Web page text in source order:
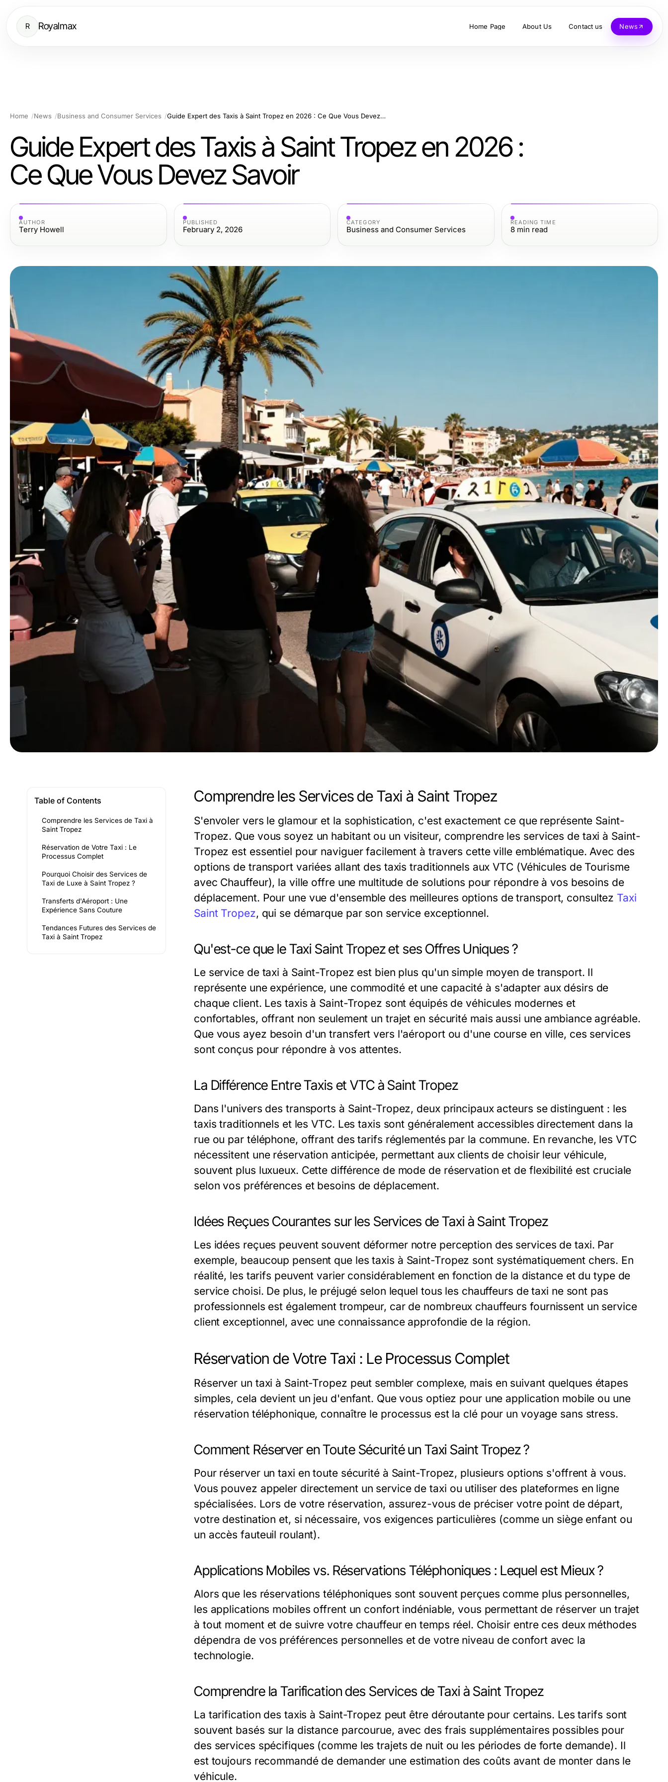
R Royalmax Home Page About Us Contact us News
Home News Business and Consumer Services Guide Expert des Taxis à Saint Tropez en 2026 : Ce Que Vous Devez Savoir
Guide Expert des Taxis à Saint Tropez en 2026 :
Ce Que Vous Devez Savoir
AUTHOR
Terry Howell
PUBLISHED
February 2, 2026
CATEGORY
Business and Consumer Services
READING TIME
8 min read
Table of Contents
Comprendre les Services de Taxi à
Saint Tropez
Réservation de Votre Taxi : Le
Processus Complet
Pourquoi Choisir des Services de
Taxi de Luxe à Saint Tropez ?
Transferts d'Aéroport : Une
Expérience Sans Couture
Tendances Futures des Services de
Taxi à Saint Tropez
Comprendre les Services de Taxi à Saint Tropez
S'envoler vers le glamour et la sophistication, c'est exactement ce que représente Saint-
Tropez. Que vous soyez un habitant ou un visiteur, comprendre les services de taxi à Saint-
Tropez est essentiel pour naviguer facilement à travers cette ville emblématique. Avec des
options de transport variées allant des taxis traditionnels aux VTC (Véhicules de Tourisme
avec Chauffeur), la ville offre une multitude de solutions pour répondre à vos besoins de
déplacement. Pour une vue d'ensemble des meilleures options de transport, consultez Taxi
Saint Tropez, qui se démarque par son service exceptionnel.
Qu'est-ce que le Taxi Saint Tropez et ses Offres Uniques ?
Le service de taxi à Saint-Tropez est bien plus qu'un simple moyen de transport. Il
représente une expérience, une commodité et une capacité à s'adapter aux désirs de
chaque client. Les taxis à Saint-Tropez sont équipés de véhicules modernes et
confortables, offrant non seulement un trajet en sécurité mais aussi une ambiance agréable.
Que vous ayez besoin d'un transfert vers l'aéroport ou d'une course en ville, ces services
sont conçus pour répondre à vos attentes.
La Différence Entre Taxis et VTC à Saint Tropez
Dans l'univers des transports à Saint-Tropez, deux principaux acteurs se distinguent : les
taxis traditionnels et les VTC. Les taxis sont généralement accessibles directement dans la
rue ou par téléphone, offrant des tarifs réglementés par la commune. En revanche, les VTC
nécessitent une réservation anticipée, permettant aux clients de choisir leur véhicule,
souvent plus luxueux. Cette différence de mode de réservation et de flexibilité est cruciale
selon vos préférences et besoins de déplacement.
Idées Reçues Courantes sur les Services de Taxi à Saint Tropez
Les idées reçues peuvent souvent déformer notre perception des services de taxi. Par
exemple, beaucoup pensent que les taxis à Saint-Tropez sont systématiquement chers. En
réalité, les tarifs peuvent varier considérablement en fonction de la distance et du type de
service choisi. De plus, le préjugé selon lequel tous les chauffeurs de taxi ne sont pas
professionnels est également trompeur, car de nombreux chauffeurs fournissent un service
client exceptionnel, avec une connaissance approfondie de la région.
Réservation de Votre Taxi : Le Processus Complet
Réserver un taxi à Saint-Tropez peut sembler complexe, mais en suivant quelques étapes
simples, cela devient un jeu d'enfant. Que vous optiez pour une application mobile ou une
réservation téléphonique, connaître le processus est la clé pour un voyage sans stress.
Comment Réserver en Toute Sécurité un Taxi Saint Tropez ?
Pour réserver un taxi en toute sécurité à Saint-Tropez, plusieurs options s'offrent à vous.
Vous pouvez appeler directement un service de taxi ou utiliser des plateformes en ligne
spécialisées. Lors de votre réservation, assurez-vous de préciser votre point de départ,
votre destination et, si nécessaire, vos exigences particulières (comme un siège enfant ou
un accès fauteuil roulant).
Applications Mobiles vs. Réservations Téléphoniques : Lequel est Mieux ?
Alors que les réservations téléphoniques sont souvent perçues comme plus personnelles,
les applications mobiles offrent un confort indéniable, vous permettant de réserver un trajet
à tout moment et de suivre votre chauffeur en temps réel. Choisir entre ces deux méthodes
dépendra de vos préférences personnelles et de votre niveau de confort avec la
technologie.
Comprendre la Tarification des Services de Taxi à Saint Tropez
La tarification des taxis à Saint-Tropez peut être déroutante pour certains. Les tarifs sont
souvent basés sur la distance parcourue, avec des frais supplémentaires possibles pour
des services spécifiques (comme les trajets de nuit ou les périodes de forte demande). Il
est toujours recommandé de demander une estimation des coûts avant de monter dans le
véhicule.